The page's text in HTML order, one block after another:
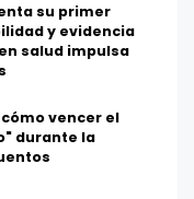
su primer
y evidencia
salud impulsa
vencer el
durante la